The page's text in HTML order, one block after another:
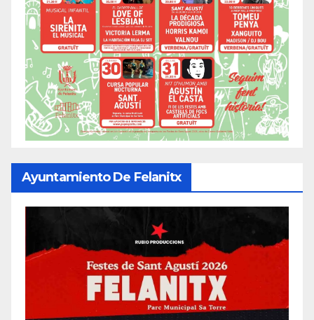
Ayuntamiento De Felanitx